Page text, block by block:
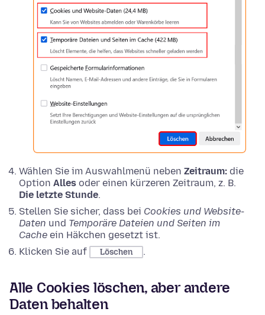
Wählen Sie im Auswahlmenü neben Zeitraum: die
Option Alles oder einen kürzeren Zeitraum, z. B.
Die letzte Stunde.
Stellen Sie sicher, dass bei Cookies und Website-
Daten und Temporäre Dateien und Seiten im
Cache ein Häkchen gesetzt ist.
Klicken Sie auf
Löschen .
Alle Cookies löschen, aber andere
Daten behalten